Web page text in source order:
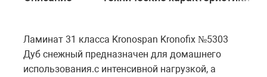
Ламинат 31 класса Kronospan Kronofix №5303
Дуб снежный предназначен для домашнего
использования.с интенсивной нагрузкой, а